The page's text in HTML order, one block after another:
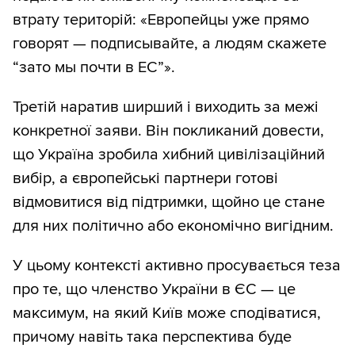
втрату територій: «Европейцы уже прямо
говорят — подписывайте, а людям скажете
“зато мы почти в ЕС”».
Третій наратив ширший і виходить за межі
конкретної заяви. Він покликаний довести,
що Україна зробила хибний цивілізаційний
вибір, а європейські партнери готові
відмовитися від підтримки, щойно це стане
для них політично або економічно вигідним.
У цьому контексті активно просувається теза
про те, що членство України в ЄС — це
максимум, на який Київ може сподіватися,
причому навіть така перспектива буде